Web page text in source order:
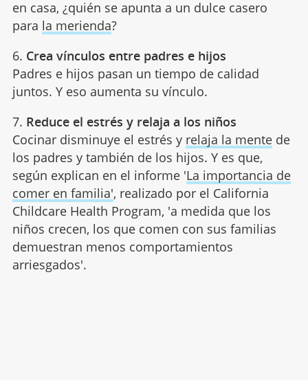
en casa, ¿quién se apunta a un dulce casero
para la merienda?
6. Crea vínculos entre padres e hijos
Padres e hijos pasan un tiempo de calidad
juntos. Y eso aumenta su vínculo.
7. Reduce el estrés y relaja a los niños
Cocinar disminuye el estrés y relaja la mentede
los padres y también de los hijos. Y es que,
según explican en el informe 'La importancia de
comer en familia', realizado por el California
Childcare Health Program, 'a medida que los
niños crecen, los que comen con sus familias
demuestran menos comportamientos
arriesgados'.